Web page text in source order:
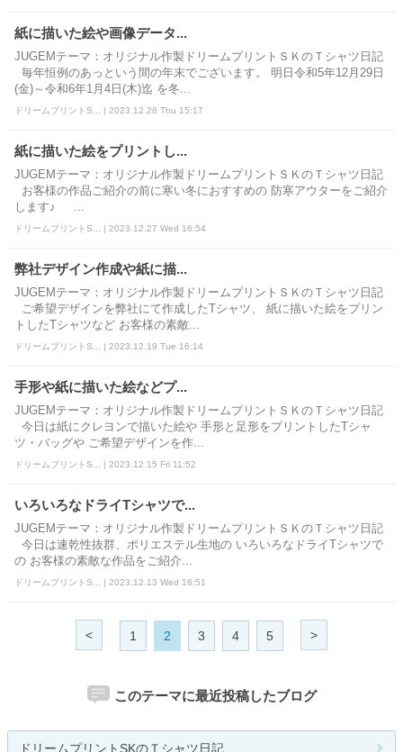
紙に描いた絵や画像データ...
JUGEMテーマ：オリジナル作製ドリームプリントＳＫのＴシャツ日記
毎年恒例のあっという間の年末でございます。 明日令和5年12月29日
(金)～令和6年1月4日(木)迄 を冬...
ドリームプリントS... | 2023.12.28 Thu 15:17
紙に描いた絵をプリントし...
JUGEMテーマ：オリジナル作製ドリームプリントＳＫのＴシャツ日記
お客様の作品ご紹介の前に寒い冬におすすめの 防寒アウターをご紹介
します♪ ...
ドリームプリントS... | 2023.12.27 Wed 16:54
弊社デザイン作成や紙に描...
JUGEMテーマ：オリジナル作製ドリームプリントＳＫのＴシャツ日記
ご希望デザインを弊社にて作成したTシャツ、 紙に描いた絵をプリン
トしたTシャツなど お客様の素敵...
ドリームプリントS... | 2023.12.19 Tue 16:14
手形や紙に描いた絵などプ...
JUGEMテーマ：オリジナル作製ドリームプリントＳＫのＴシャツ日記
今日は紙にクレヨンで描いた絵や 手形と足形をプリントしたTシャ
ツ・バッグや ご希望デザインを作...
ドリームプリントS... | 2023.12.15 Fri 11:52
いろいろなドライTシャツで...
JUGEMテーマ：オリジナル作製ドリームプリントＳＫのＴシャツ日記
今日は速乾性抜群、ポリエステル生地の いろいろなドライTシャツで
の お客様の素敵な作品をご紹介...
ドリームプリントS... | 2023.12.13 Wed 16:51
< 1 2 3 4 5 >
このテーマに最近投稿したブログ
ドリームプリントSKのＴシャツ日記